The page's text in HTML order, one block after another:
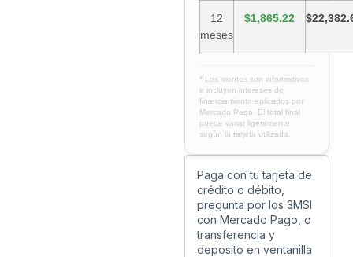
12
meses
$1,865.22
* Los montos son informativos
e incluyen intereses de
financiamiento aplicados por
Mercado Pago. El total final
puede variar ligeramente
según la tarjeta utilizada.
Paga con tu tarjeta de
crédito o débito,
pregunta por los 3MSI
con Mercado Pago, o
transferencia y
deposito en ventanilla